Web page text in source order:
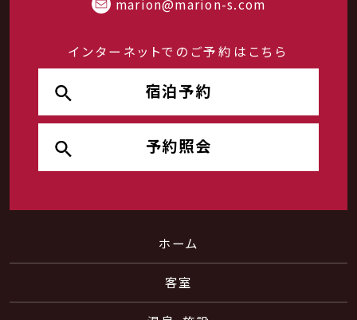
パイプがあり、中・上級者でもしっかりと遊べるゲ
白馬岩岳スノーフィールド
ゲレンデまでお車で約10分
若者グループやカップルが目立ち、明るい雰囲気
marion@marion-s.com
インターネットでのご予約はこちら
宿泊予約
予約照会
ホーム
客室